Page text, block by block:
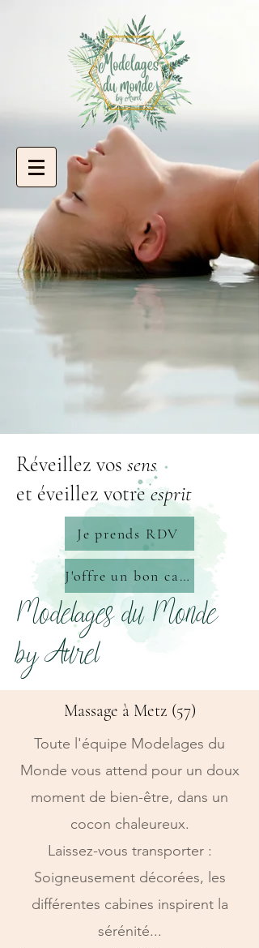
Réveillez vos sens
et éveillez votreesprit
Je prends RDV
J'offre un bon cadeau
Modelages du Monde
by Aurel
Massage à Metz (57)
Toute l'équipe Modelages du
Monde vous attend pour un doux
moment de bien-être, dans un
cocon chaleureux.
Laissez-vous transporter :
Soigneusement décorées, les
différentes cabines inspirent la
sérénité...